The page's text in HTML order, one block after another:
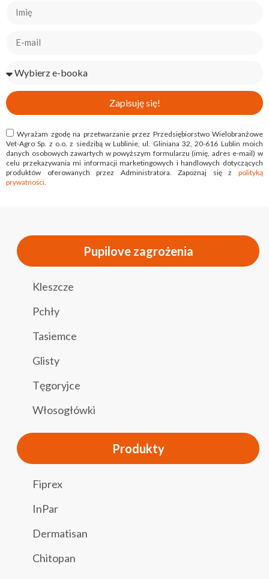
Wyrażam zgodę na przetwarzanie przez Przedsiębiorstwo Wielobranżowe
Vet-Agro Sp. z o.o. z siedzibą w Lublinie, ul. Gliniana 32, 20-616 Lublin moich
danych osobowych zawartych w powyższym formularzu (imię, adres e-mail) w
celu przekazywania mi informacji marketingowych i handlowych dotyczących
produktów oferowanych przez Administratora. Zapoznaj się z polityką
prywatności
Zapisuję się!
Pupilove zagrożenia
Kleszcze
Pchły
Tasiemce
Glisty
Tęgoryjce
Włosogłówki
Produkty
Fiprex
InPar
Dermatisan
Chitopan